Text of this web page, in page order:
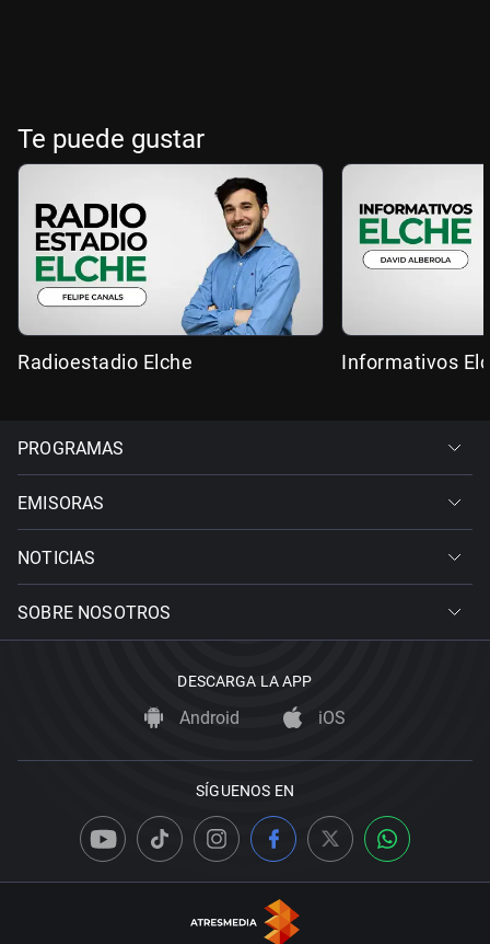
Te puede gustar
Radioestadio Elche Informativos
PROGRAMAS
EMISORAS
NOTICIAS
SOBRE NOSOTROS
DESCARGA LA APP
Android iOS
SÍGUENOS EN